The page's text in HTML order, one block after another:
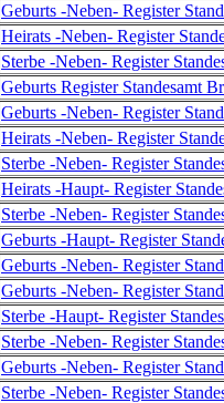
Geburts -Neben- Register
Heirats -Neben- Register
Sterbe -Neben- Register
Geburts Register Standesamt
Geburts -Neben- Register
Heirats -Neben- Register
Sterbe -Neben- Register
Heirats -Haupt- Register
Sterbe -Neben- Register
Geburts -Haupt- Register
Geburts -Neben- Register
Geburts -Neben- Register
Sterbe -Haupt- Register
Sterbe -Neben- Register
Geburts -Neben- Register
Sterbe -Neben- Register